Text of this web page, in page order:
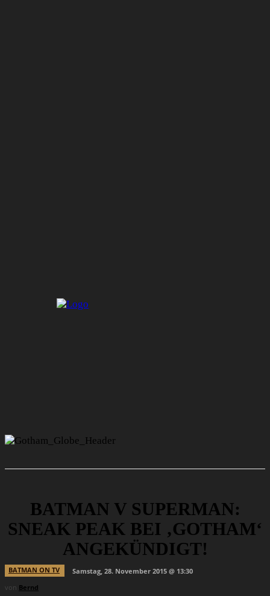
BATMAN V SUPERMAN:
SNEAK PEAK BEI ‚GOTHAM‘
ANGEKÜNDIGT!
BATMAN ON TV
Samstag, 28. November 2015 @ 13:30
von Bernd